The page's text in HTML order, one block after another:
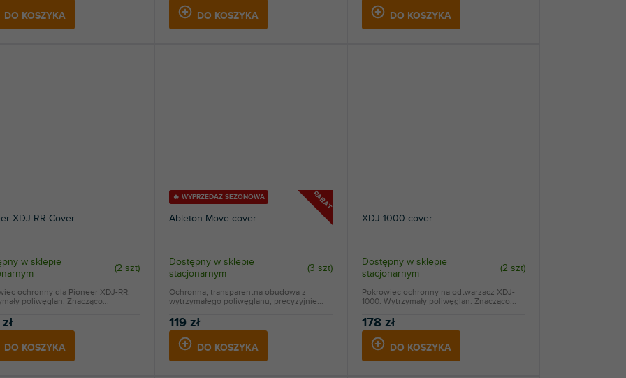
DO KOSZYKA DO KOSZYKA DO KOSZYKA
XDJ-RR Cover
w sklepie
(2 szt)
DO KOSZYKA
ochronny dla Pioneer XDJ-RR.
poliwęglan. Znacząco...
RABAT
🔥 WYPRZEDAŻ SEZONOWA
Ableton Move cover
Dostępny w sklepie
stacjonarnym
(3 szt)
119 zł
DO KOSZYKA
Ochronna, transparentna obudowa z
wytrzymałego poliwęglanu, precyzyjnie...
XDJ-1000 cover
Dostępny w sklepie
stacjonarnym
(2 szt)
178 zł
DO KOSZYKA
Pokrowiec ochronny na odtwarzacz XDJ-
1000. Wytrzymały poliwęglan. Znacząco...